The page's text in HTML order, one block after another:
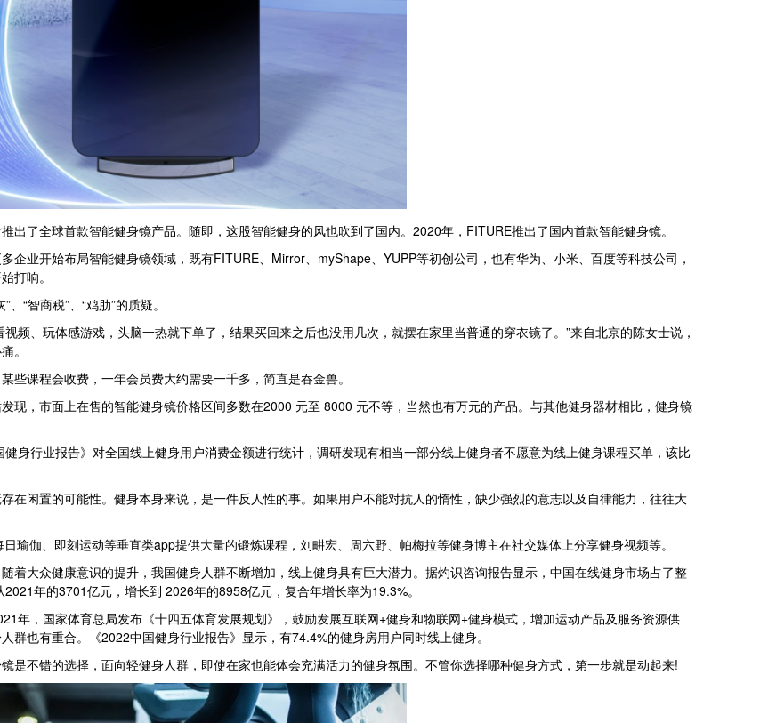
了全球首款智能健身镜产品。随即，这股智能健身的风也吹到了国内。2020年，FITURE推出了国内首款智能健身镜。
业开始布局智能健身镜领域，既有FITURE、Mirror、myShape、YUPP等初创公司，也有华为、小米、百度等科技公司，
打响。
“智商税”、“鸡肋”的质疑。
、玩体感游戏，头脑一热就下单了，结果买回来之后也没用几次，就摆在家里当普通的穿衣镜了。”来自北京的陈女士说，
。
课程会收费，一年会员费大约需要一千多，简直是吞金兽。
，市面上在售的智能健身镜价格区间多数在2000 元至 8000 元不等，当然也有万元的产品。与其他健身器材相比，健身镜
行业报告》对全国线上健身用户消费金额进行统计，调研发现有相当一部分线上健身者不愿意为线上健身课程买单，该比
闲置的可能性。健身本身来说，是一件反人性的事。如果用户不能对抗人的惰性，缺少强烈的意志以及自律能力，往往大
伽、即刻运动等垂直类app提供大量的锻炼课程，刘畊宏、周六野、帕梅拉等健身博主在社交媒体上分享健身视频等。
大众健康意识的提升，我国健身人群不断增加，线上健身具有巨大潜力。据灼识咨询报告显示，中国在线健身市场占了整
年的3701亿元，增长到 2026年的8958亿元，复合年增长率为19.3%。
，国家体育总局发布《十四五体育发展规划》，鼓励发展互联网+健身和物联网+健身模式，增加运动产品及服务资源供
也有重合。《2022中国健身行业报告》显示，有74.4%的健身房用户同时线上健身。
不错的选择，面向轻健身人群，即使在家也能体会充满活力的健身氛围。不管你选择哪种健身方式，第一步就是动起来!